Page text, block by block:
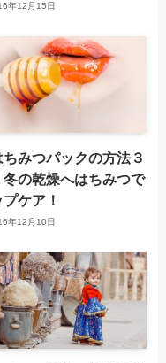
年12月15日
ちみつパックの方法３
冬の乾燥へはちみつで
プケア！
年12月10日